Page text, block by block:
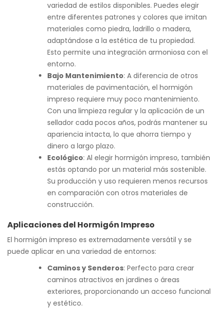
variedad de estilos disponibles. Puedes elegir
entre diferentes patrones y colores que imitan
materiales como piedra, ladrillo o madera,
adaptándose a la estética de tu propiedad.
Esto permite una integración armoniosa con el
entorno.
Bajo Mantenimiento: A diferencia de otros
materiales de pavimentación, el hormigón
impreso requiere muy poco mantenimiento.
Con una limpieza regular y la aplicación de un
sellador cada pocos años, podrás mantener su
apariencia intacta, lo que ahorra tiempo y
dinero a largo plazo.
Ecológico: Al elegir hormigón impreso, también
estás optando por un material más sostenible.
Su producción y uso requieren menos recursos
en comparación con otros materiales de
construcción.
Aplicaciones del Hormigón Impreso
El hormigón impreso es extremadamente versátil y se
puede aplicar en una variedad de entornos:
Caminos y Senderos: Perfecto para crear
caminos atractivos en jardines o áreas
exteriores, proporcionando un acceso funcional
y estético.